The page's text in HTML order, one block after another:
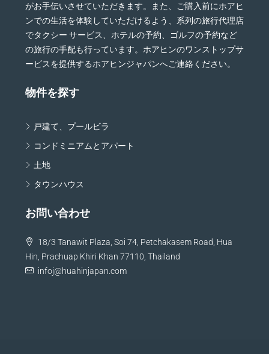
がお手伝いさせていただきます。また、ご購入前にホアヒ
ンでの生活を体験していただけるよう、系列の旅行代理店
でタクシー サービス、ホテルの予約、ゴルフの予約など
の旅行の手配も行っています。ホアヒンのワンストップサ
ービスを提供するホアヒンジャパンへご連絡ください。
物件を探す
戸建て、プールビラ
コンドミニアムとアパート
土地
タウンハウス
お問い合わせ
18/3 Tanawit Plaza, Soi 74, Petchakasem Road, Hua
Hin, Prachuap Khiri Khan 77110, Thailand
infoj@huahinjapan.com